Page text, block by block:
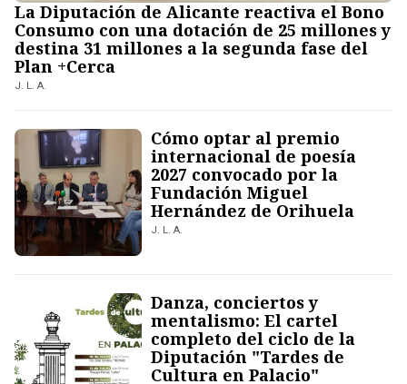
La Diputación de Alicante reactiva el Bono
Consumo con una dotación de 25 millones y
destina 31 millones a la segunda fase del
Plan +Cerca
J. L. A.
Cómo optar al premio
internacional de poesía
2027 convocado por la
Fundación Miguel
Hernández de Orihuela
J. L. A.
Danza, conciertos y
mentalismo: El cartel
completo del ciclo de la
Diputación "Tardes de
Cultura en Palacio"